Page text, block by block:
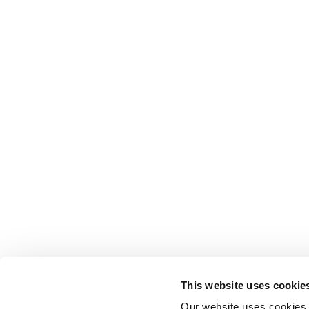
This website uses